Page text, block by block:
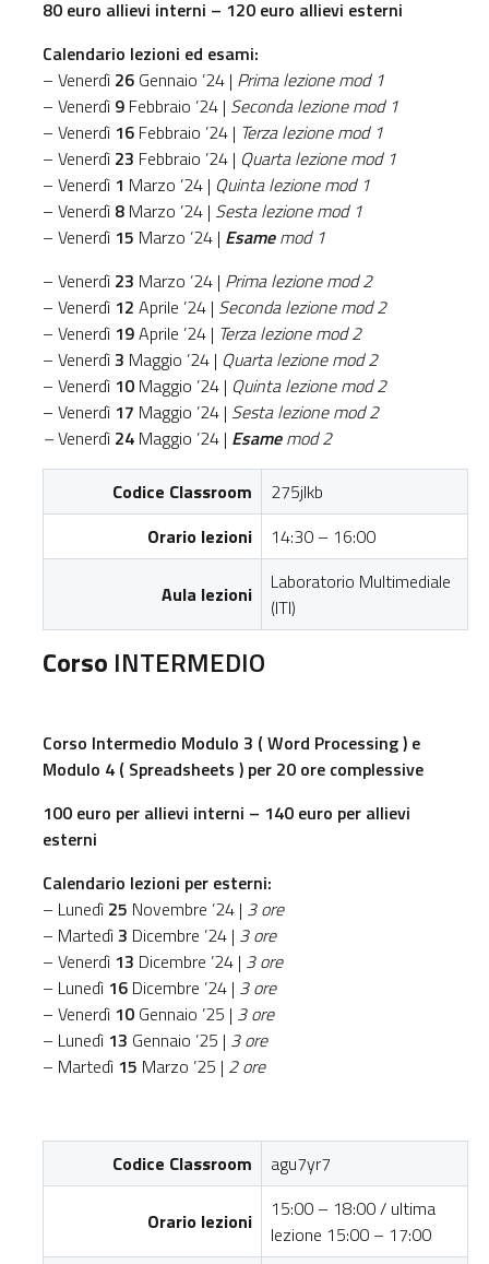
80 euro allievi interni – 120 euro allievi esterni
Calendario lezioni ed esami:
– Venerdì 26 Gennaio ’24 | Prima lezione mod 1
– Venerdì 9 Febbraio ’24 | Seconda lezione mod 1
– Venerdì 16 Febbraio ’24 | Terza lezione mod 1
– Venerdì 23 Febbraio ’24 | Quarta lezione mod 1
– Venerdì 1 Marzo ’24 | Quinta lezione mod 1
– Venerdì 8 Marzo ’24 | Sesta lezione mod 1
– Venerdì 15 Marzo ’24 | Esamemod 1
– Venerdì 23 Marzo ’24 | Prima lezione mod 2
– Venerdì 12Aprile ’24 | Seconda lezione mod 2
– Venerdì 19Aprile ’24 | Terza lezione mod 2
– Venerdì3 Maggio ’24 | Quarta lezione mod 2
– Venerdì 10 Maggio ’24 | Quinta lezione mod 2
– Venerdì 17 Maggio ’24 | Sesta lezione mod 2
–Venerdì 24 Maggio ’24 | Esamemod 2
Codice Classroom
275jlkb
Orario lezioni
14:30 – 16:00
Aula lezioni
Laboratorio Multimediale
(ITI)
Corso INTERMEDIO
Corso Intermedio Modulo 3 ( Word Processing ) e
Modulo 4 ( Spreadsheets ) per 20 ore complessive
100 euro per allievi interni – 140 euro per allievi
esterni
Calendario lezioni per esterni:
– Lunedì 25 Novembre ’24 | 3 ore
– Martedì3 Dicembre ’24 | 3 ore
– Venerdì 13 Dicembre ’24 | 3 ore
– Lunedì 16 Dicembre ’24 | 3 ore
– Venerdì 10 Gennaio ’25 | 3 ore
– Lunedì 13 Gennaio ’25 | 3 ore
– Martedì 15 Marzo ’25 | 2 ore
Codice Classroom agu7yr7
Orario lezioni
15:00 – 18:00 / ultima
lezione 15:00 – 17:00